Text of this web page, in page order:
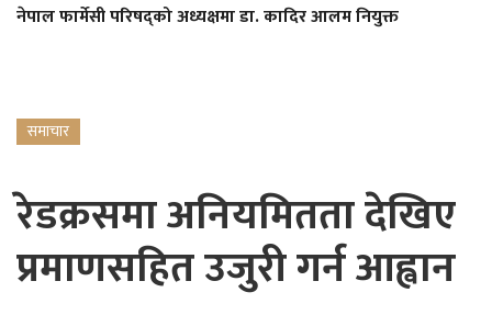
नेपाल फार्मेसी परिषद्को अध्यक्षमा डा. कादिर आलम नियुक्त
समाचार
रेडक्रसमा अनियमितता देखिए
प्रमाणसहित उजुरी गर्न आह्वान